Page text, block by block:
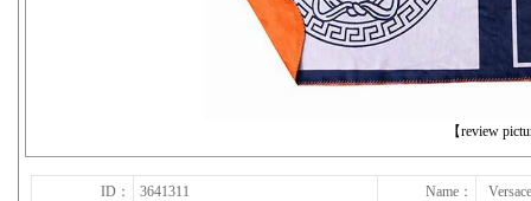
【review
下一张
ID： 3641311 Name：